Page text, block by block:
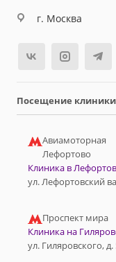
г. Москва
Посещение клиники
Авиамоторная
Лефортово
Клиника в
ул. Лефортовский
Проспект мира
Клиника на
ул. Гиляровского, д.